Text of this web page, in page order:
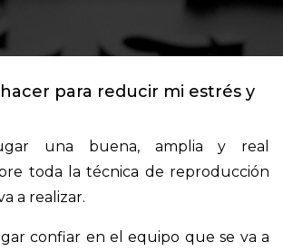
para reducir mi estrés y
una buena, amplia y real
toda la técnica de reproducción
a realizar.
confiar en el equipo que se va a